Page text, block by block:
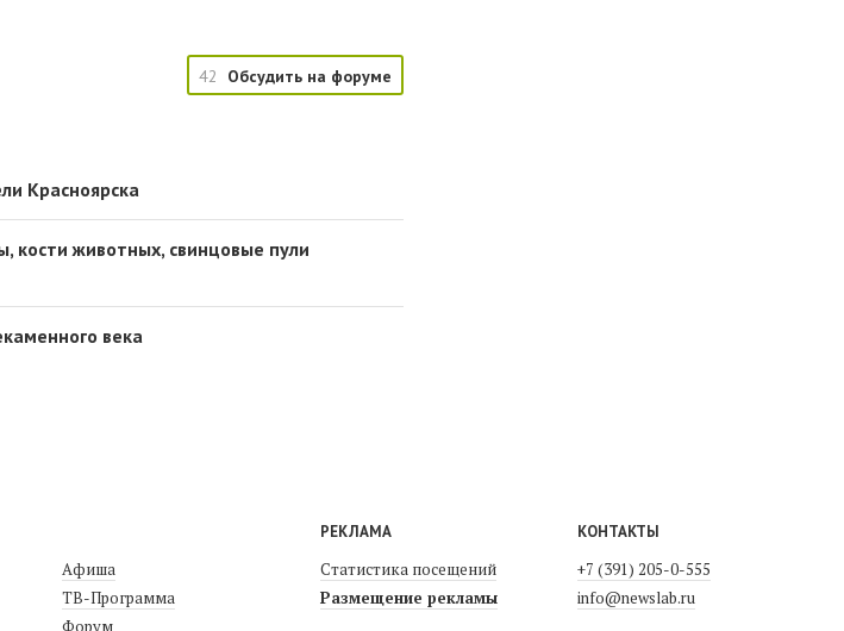
42 Обсудить на форуме
Красноярска
кости животных, свинцовые пули
века
Афиша
ТВ-Программа
Форум
РЕКЛАМА
Статистика посещений
Размещение рекламы
КОНТАКТЫ
+7 (391) 205-0-555
info@newslab.ru